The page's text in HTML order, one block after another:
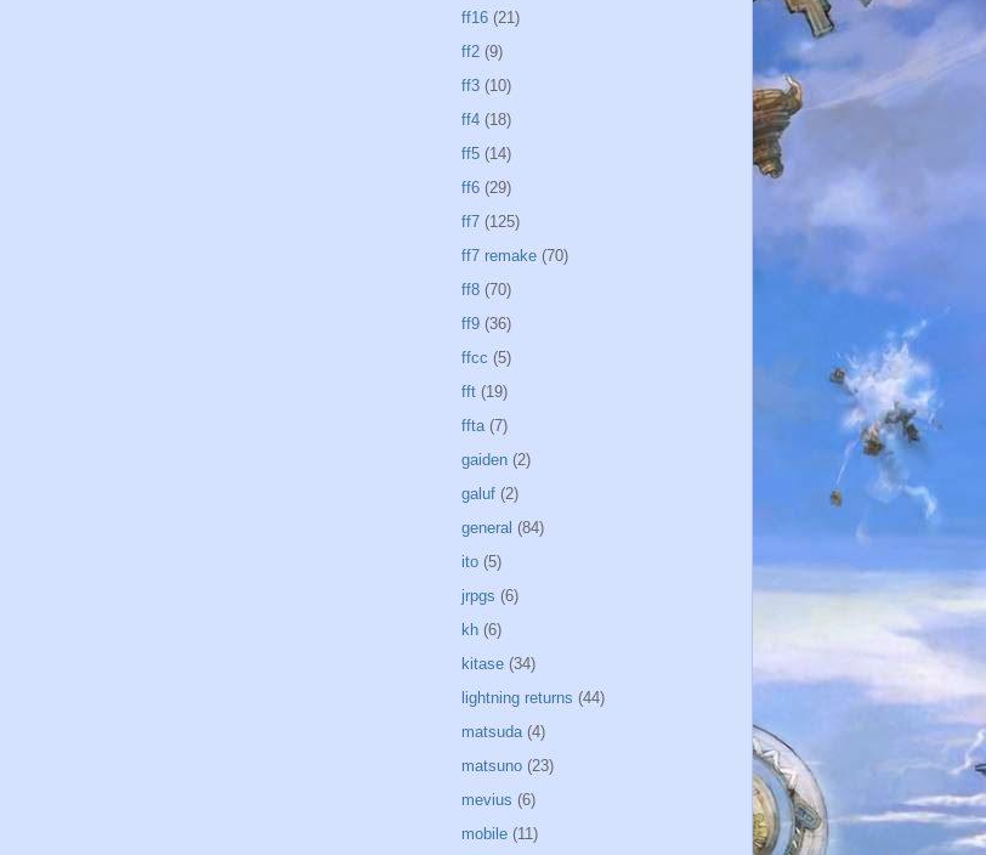
ff16 (21)
ff2 (9)
ff3 (10)
ff4 (18)
ff5 (14)
ff6 (29)
ff7 (125)
ff7 remake (70)
ff8 (70)
ff9 (36)
ffcc (5)
fft (19)
ffta (7)
gaiden (2)
galuf (2)
general (84)
ito (5)
jrpgs (6)
kh (6)
kitase (34)
lightning returns (44)
matsuda (4)
matsuno (23)
mevius (6)
mobile (11)